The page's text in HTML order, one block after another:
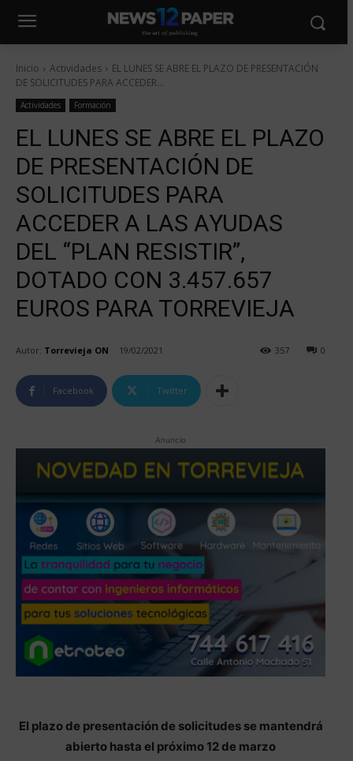
Inicio Actividades
EL LUNES SE ABRE EL PLAZO DE PRESENTACIÓN
DE SOLICITUDES PARA ACCEDER...
Actividades Formación
EL LUNES SE ABRE EL PLAZO
DE PRESENTACIÓN DE
SOLICITUDES PARA
ACCEDER A LAS AYUDAS
DEL “PLAN RESISTIR”,
DOTADO CON 3.457.657
EUROS PARA TORREVIEJA
Autor: Torrevieja ON 19/02/2021 0
357
Facebook Twitter
Anuncio
El plazo de presentación de solicitudes se mantendrá
abierto hasta el próximo 12 de marzo